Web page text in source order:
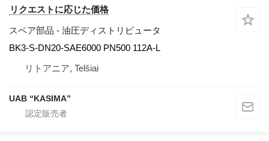
リクエストに応じた価格
スペア部品 - 油圧ディストリビュータ
BK3-S-DN20-SAE6000 PN500 112A-L
リトアニア, Telšiai
UAB “KASIMA”